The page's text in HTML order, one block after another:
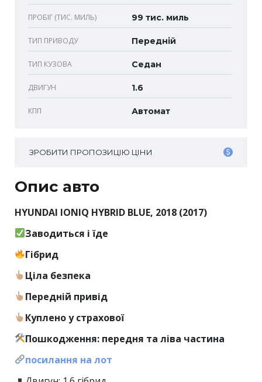
ПРОБІГ (ТИС. МИЛЬ) 99 тис. миль
ТИП ПРИВОДУ Передній
ТИП КУЗОВА Седан
ДВИГУН 1.6
КПП Автомат
ЗРОБИТИ ПРОПОЗИЦІЮ ЦІНИ
Опис авто
HYUNDAI IONIQ HYBRID BLUE, 2018 (2017)
Заводиться і їде
Гібрид
Ціла безпека
Передній привід
Куплено у страхової
Пошкодження: передня та ліва частина
посилання на лот